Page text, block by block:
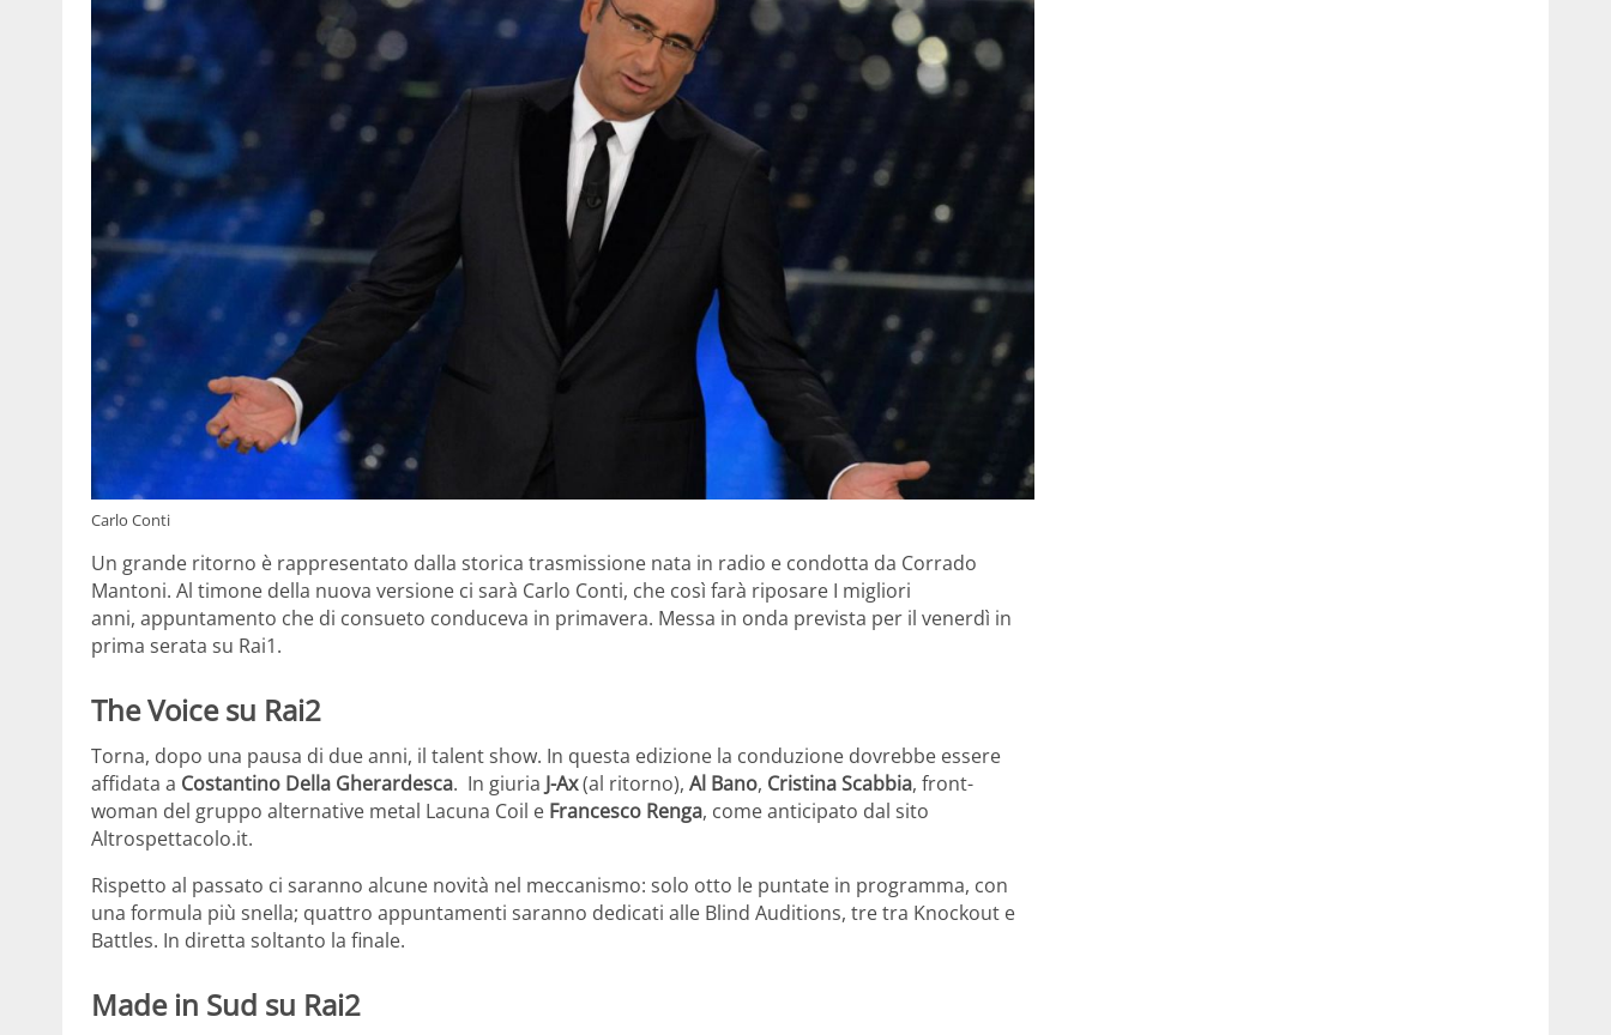
Carlo Conti
Un grande ritorno è rappresentato dalla storica trasmissione nata in radio e condotta da Corrado
Mantoni. Al timone della nuova versione ci sarà Carlo Conti, che così farà riposare I migliori
anni, appuntamento che di consueto conduceva in primavera. Messa in onda prevista per il venerdì in
prima serata su Rai1.
The Voice su Rai2
Torna, dopo una pausa di due anni, il talent show. In questa edizione la conduzione dovrebbe essere
affidata a Costantino Della Gherardesca. In giuria J-Ax(al ritorno), Al Bano, Cristina Scabbia, front-
woman del gruppo alternative metal Lacuna Coil e Francesco Renga, come anticipato dal sito
Altrospettacolo.it.
Rispetto al passato ci saranno alcune novità nel meccanismo: solo otto le puntate in programma, con
una formula più snella; quattro appuntamenti saranno dedicati alle Blind Auditions, tre tra Knockout e
Battles. In diretta soltanto la finale.
Made in Sud su Rai2